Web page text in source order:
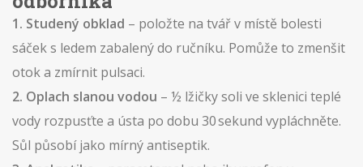
1. Studený obklad – položte na tvář v místě bolesti
sáček s ledem zabalený do ručníku. Pomůže to zmenšit
otok a zmírnit pulsaci.
2. Oplach slanou vodou – ½ lžičky soli ve sklenici teplé
vody rozpusťte a ústa po dobu 30 sekund vypláchněte.
Sůl působí jako mírný antiseptik.